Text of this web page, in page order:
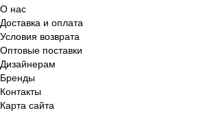
О нас
Доставка и оплата
Условия возврата
Оптовые поставки
Дизайнерам
Бренды
Контакты
Карта сайта